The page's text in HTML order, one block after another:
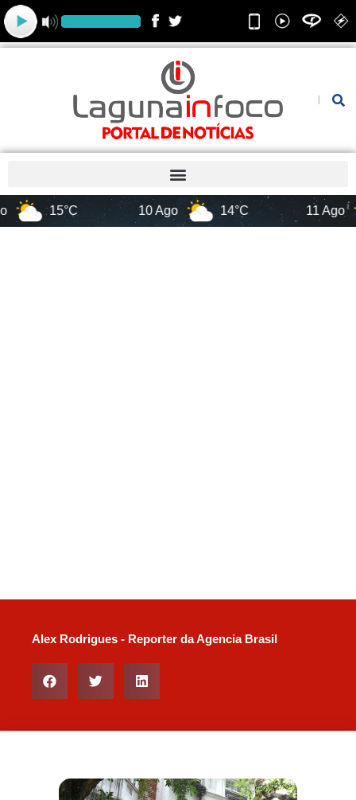
para
o
15°C 10 Ago 14°C 11 Ago
Alex Rodrigues - Reporter da Agencia Brasil